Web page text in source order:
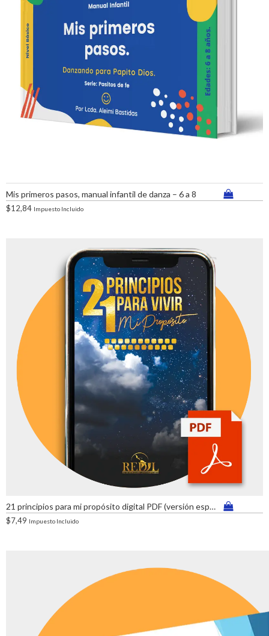
Mis primeros pasos, manual infantil de danza – 6 a 8
$12,84 Impuesto Incluido
21 principios para mi propósito digital PDF (versión español)
$7,49 Impuesto Incluido